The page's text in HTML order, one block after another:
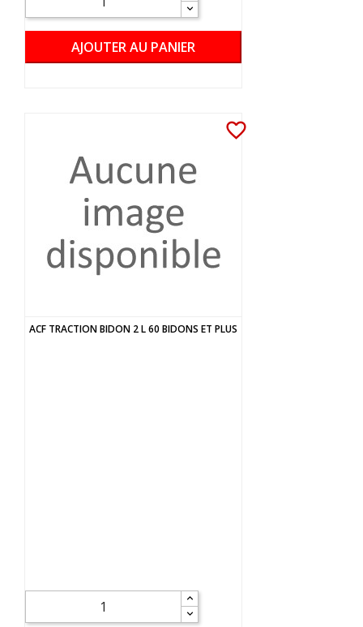
AJOUTER AU PANIER
favorite_border
ACF TRACTION BIDON 2 L 60 BIDONS ET PLUS